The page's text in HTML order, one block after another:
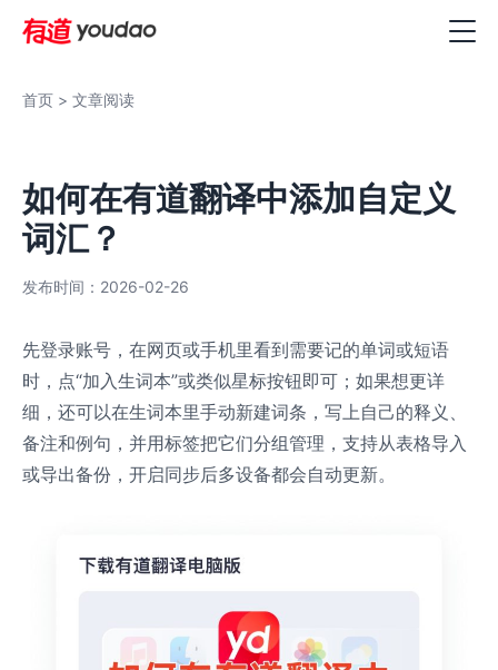
首页 > 文章阅读
如何在有道翻译中添加自定义
词汇？
发布时间：2026-02-26
先登录账号，在网页或手机里看到需要记的单词或短语
时，点“加入生词本”或类似星标按钮即可；如果想更详
细，还可以在生词本里手动新建词条，写上自己的释义、
备注和例句，并用标签把它们分组管理，支持从表格导入
或导出备份，开启同步后多设备都会自动更新。